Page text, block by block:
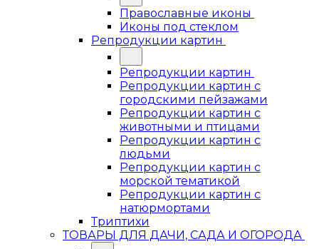
Православные иконы
Иконы под стеклом
Репродукции картин
Репродукции картин
Репродукции картин с
городскими пейзажами
Репродукции картин с
животными и птицами
Репродукции картин с
людьми
Репродукции картин с
морской тематикой
Репродукции картин с
натюрмортами
Триптихи
ТОВАРЫ ДЛЯ ДАЧИ, САДА И ОГОРОДА